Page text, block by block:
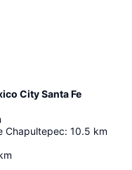
City Santa Fe
Chapultepec: 10.5 km